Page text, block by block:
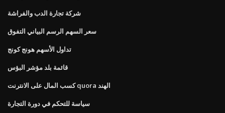
شركة تجارة الدب والفراشة
سعر السهم الرسم البياني التفوق
تداول الأسهم هونج كونج
قائمة بلد مؤشر البؤس
كسب المال على الانترنت quora الهند
سياسة للتحكم في دورة التجارة